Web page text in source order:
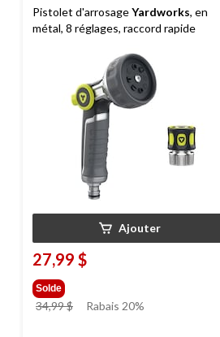
Pistolet d'arrosageYardworks, en
métal, 8 réglages, raccord rapide
Ajouter
27,99 $
Solde
34,99 $
prixRabais 20%